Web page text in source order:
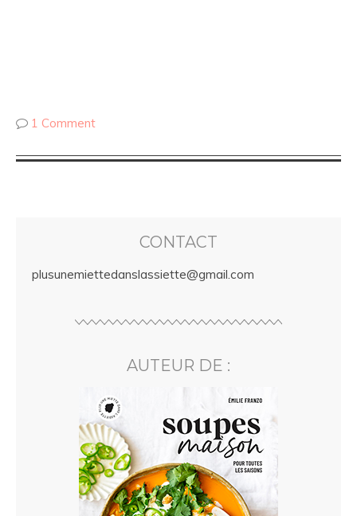
1 Comment
CONTACT
plusunemiettedanslassiette@gmail.com
AUTEUR DE :